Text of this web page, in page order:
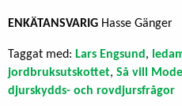
ENKÄTANSVARIG Hasse Gänger
Taggat med: Lars Engsund ,
jordbruksutskottet, Så vill
djurskydds- och rovdjursfrågor